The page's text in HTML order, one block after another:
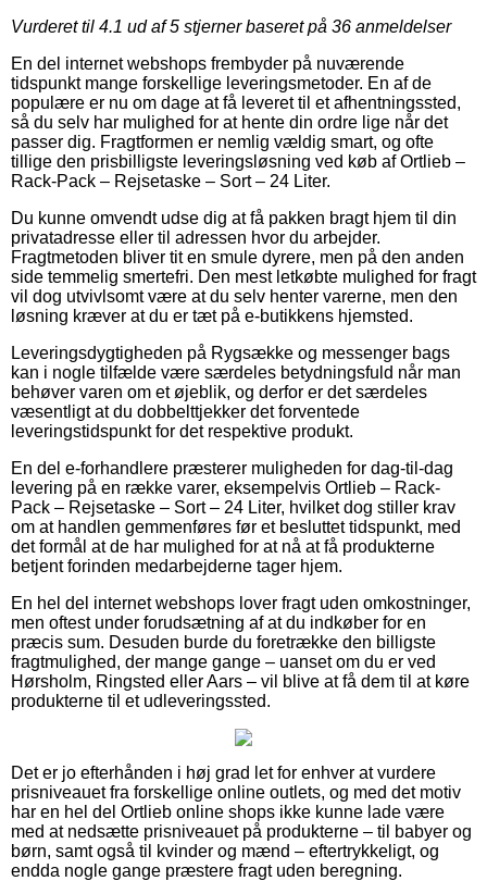
Vurderet til 4.1 ud af 5 stjerner baseret på 36 anmeldelser
En del internet webshops frembyder på nuværende
tidspunkt mange forskellige leveringsmetoder. En af de
populære er nu om dage at få leveret til et afhentningssted,
så du selv har mulighed for at hente din ordre lige når det
passer dig. Fragtformen er nemlig vældig smart, og ofte
tillige den prisbilligste leveringsløsning ved køb af Ortlieb –
Rack-Pack – Rejsetaske – Sort – 24 Liter.
Du kunne omvendt udse dig at få pakken bragt hjem til din
privatadresse eller til adressen hvor du arbejder.
Fragtmetoden bliver tit en smule dyrere, men på den anden
side temmelig smertefri. Den mest letkøbte mulighed for fragt
vil dog utvivlsomt være at du selv henter varerne, men den
løsning kræver at du er tæt på e-butikkens hjemsted.
Leveringsdygtigheden på Rygsække og messenger bags
kan i nogle tilfælde være særdeles betydningsfuld når man
behøver varen om et øjeblik, og derfor er det særdeles
væsentligt at du dobbelttjekker det forventede
leveringstidspunkt for det respektive produkt.
En del e-forhandlere præsterer muligheden for dag-til-dag
levering på en række varer, eksempelvis Ortlieb – Rack-
Pack – Rejsetaske – Sort – 24 Liter, hvilket dog stiller krav
om at handlen gemmenføres før et besluttet tidspunkt, med
det formål at de har mulighed for at nå at få produkterne
betjent forinden medarbejderne tager hjem.
En hel del internet webshops lover fragt uden omkostninger,
men oftest under forudsætning af at du indkøber for en
præcis sum. Desuden burde du foretrække den billigste
fragtmulighed, der mange gange – uanset om du er ved
Hørsholm, Ringsted eller Aars – vil blive at få dem til at køre
produkterne til et udleveringssted.
Det er jo efterhånden i høj grad let for enhver at vurdere
prisniveauet fra forskellige online outlets, og med det motiv
har en hel del Ortlieb online shops ikke kunne lade være
med at nedsætte prisniveauet på produkterne – til babyer og
børn, samt også til kvinder og mænd – eftertrykkeligt, og
endda nogle gange præstere fragt uden beregning.